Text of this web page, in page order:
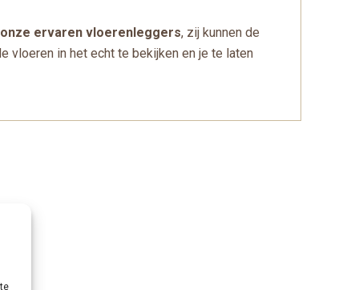
ervaren vloerenleggers, zij kunnen de
vloeren in het echt te bekijken en je te laten